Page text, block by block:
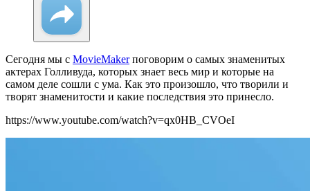
Сегодня мы с MovieMakerпоговорим о самых знаменитых
актерах Голливуда, которых знает весь мир и которые на
самом деле сошли с ума. Как это произошло, что творили и
творят знаменитости и какие последствия это принесло.
https://www.youtube.com/watch?v=qx0HB_CVOeI